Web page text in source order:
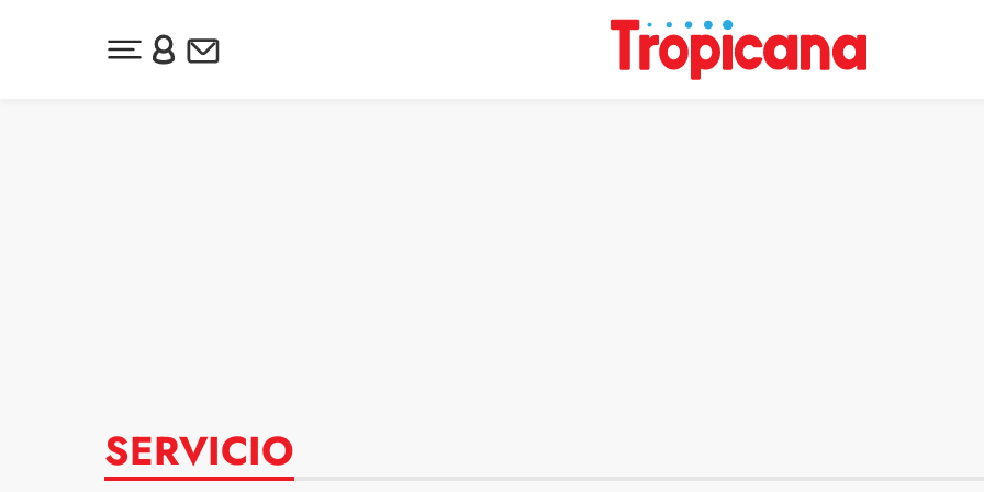
Desplegar menú principal
Inicia sesión o regístrate
Newsletter
SERVICIO